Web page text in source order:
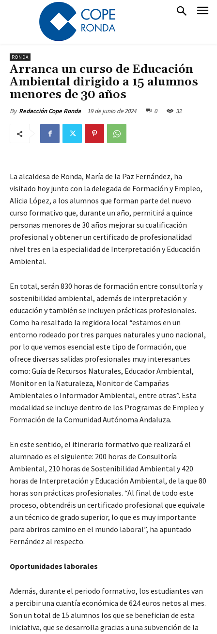
RONDA
Arranca un curso de Educación
Ambiental dirigido a 15 alumnos
menores de 30 años
By Redacción Cope Ronda 19 de junio de 2024 0 32
La alcaldesa de Ronda, María de la Paz Fernández, ha
visitado hoy junto con la delegada de Formación y Empleo,
Alicia López, a los alumnos que forman parte del nuevo
curso formativo que, durante un año, permitirá a quince
personas menores de 30 años mejorar su cualificación
profesional y obtener un certificado de profesionalidad
nivel tres en la especialidad de Interpretación y Educación
Ambiental.
En total, serán 830 horas de formación entre consultoría y
sostenibilidad ambiental, además de interpretación y
educación y también se incluyen prácticas profesionales.
Como ha resaltado la regidora local “estamos en un
entorno rodeado por tres parques naturales y uno nacional,
por lo que vemos esencial este tipo de formación, que
ofrece diversas salidas profesionales muy interesantes
como: Guía de Recursos Naturales, Educador Ambiental,
Monitor en la Naturaleza, Monitor de Campañas
Ambientales o Informador Ambiental, entre otras”. Esta
modalidad se incluye dentro de los Programas de Empleo y
Formación de la Comunidad Autónoma Andaluza.
En este sentido, el itinerario formativo que realizará el
alumnado es el siguiente: 200 horas de Consultoría
Ambiental, 210 horas de Sostenibilidad Ambiental y 420
horas de Interpretación y Educación Ambiental, de la que 80
horas son prácticas profesionales. “Al final de todo este
proceso, obtendréis un certificado profesional que equivale
a un técnico de grado superior, lo que es muy importante
para abriros camino en el mundo laboral”, ha apuntado
Fernández al respecto.
Oportunidades laborales
Además, durante el periodo formativo, los estudiantes van
a percibir una cuantía económica de 624 euros netos al mes.
Son un total de 15 alumnos los que se benefician de esta
iniciativa, que se desarrolla gracias a una subvención de la